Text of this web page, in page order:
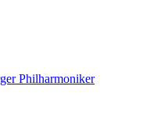
Philharmoniker